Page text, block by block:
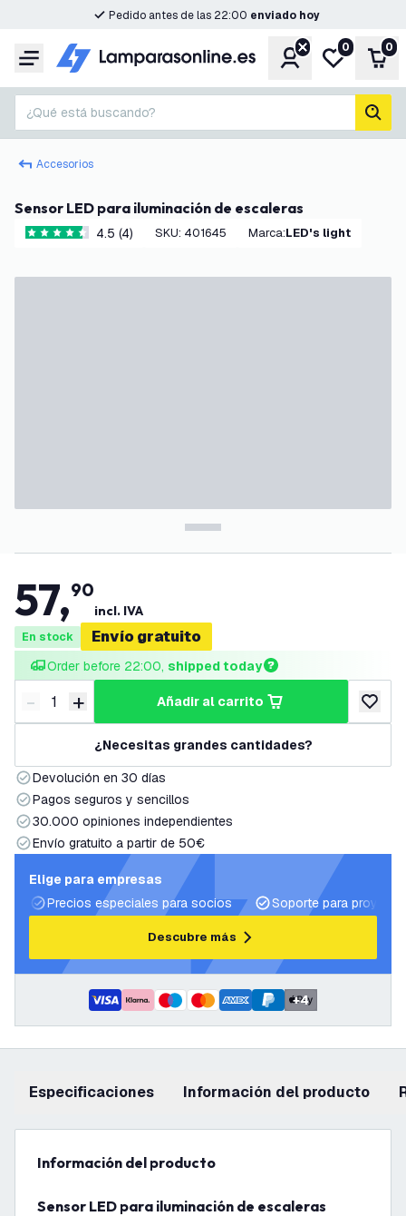
Pedido antes de las 22:00 enviado hoy
Menú CuentaMi lista de
0 0
¿Qué está buscando?
Accesorios
Sensor LED para iluminación de escaleras
4.5 estrellas de puntuación
4.5 (4) SKU: 401645 Marca: LED's light
57,90
incl. IVA
En stock Envío gratuito
Order before 22:00, shipped today
Disminuir cantidad
- Aumentar cantidad
+ añadir al carrito
añadir
¿Necesitas grandes cantidades?
Devolución en 30 días
Pagos seguros y sencillos
30.000 opiniones independientes
Envío gratuito a partir de 50€
Elige para empresas
Precios especiales para socios
Soporte para
Descubre más
+4
Especificaciones información del producto
información del producto
Sensor LED para iluminación de escaleras